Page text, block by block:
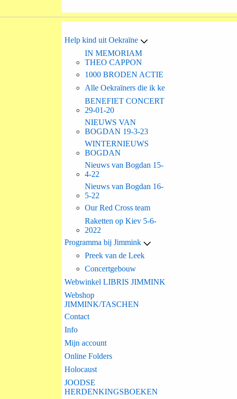
Help kind uit Oekraïne
IN MEMORIAM
THEO CAPPON
1000 BRODEN ACTIE
Alle Oekraïners die ik ke
BENEFIET CONCERT
29-01-20
NIEUWS VAN
BOGDAN 19-3-23
WINTERNIEUWS
BOGDAN
Nieuws van Bogdan 15-
4-22
Nieuws van Bogdan 16-
5-22
Our Red Cross team
Raketten op Kiev 5-6-
2022
Programma bij Jimmink
Preek van de Leek
Concertgebouw
Webwinkel LIBRIS JIMMINK
Webshop
JIMMINK/TASCHEN
Contact
Info
Mijn account
Online Folders
Holocaust
JOODSE
HERDENKINGSBOEKEN